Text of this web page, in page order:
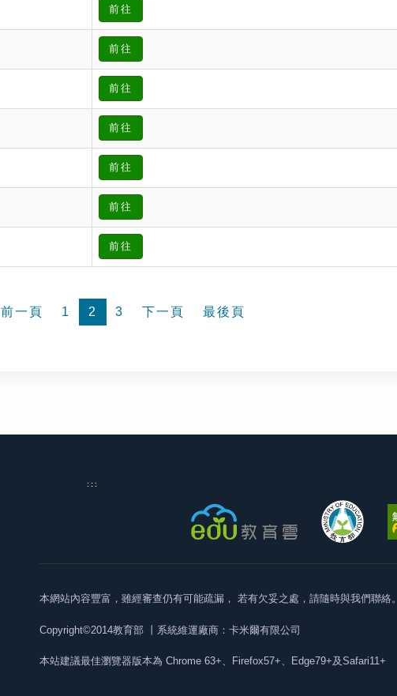
前往
前往
前往
前往
前往
前往
前往
前一頁 1 2 3 下一頁 最後頁
:::
本網站內容豐富，雖經審查仍有可能疏漏， 若有欠妥之處，請隨時與我們聯絡。
Copyright©2014教育部 丨系統維運廠商：卡米爾有限公司
本站建議最佳瀏覽器版本為 Chrome 63+、Firefox57+、Edge79+及Safari11+